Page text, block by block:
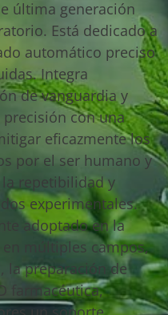
última generación
Está dedicado a
automático preciso
Integra
de vanguardia y
con una
eficazmente los
por el ser humano y
repetibilidad y
experimentales.
adoptado en la
múltiples campos,
la preparación de
farmacéutica,